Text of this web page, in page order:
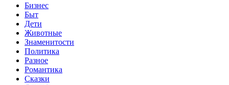
Бизнес
Быт
Дети
Животные
Знаменитости
Политика
Разное
Романтика
Сказки